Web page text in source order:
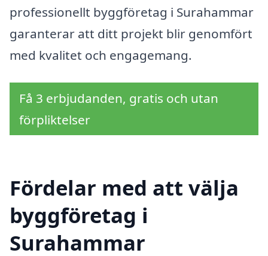
professionellt byggföretag i Surahammar
garanterar att ditt projekt blir genomfört
med kvalitet och engagemang.
Få 3 erbjudanden, gratis och utan
förpliktelser
Fördelar med att välja
byggföretag i
Surahammar